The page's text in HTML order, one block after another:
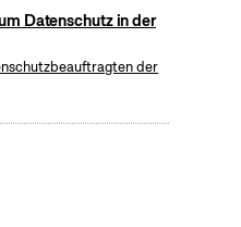
Datenschutz in der
der